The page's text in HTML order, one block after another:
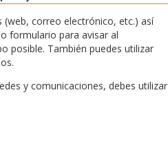
(web, correo electrónico, etc.) así
formulario para avisar al
posible. También puedes utilizar
y comunicaciones, debes utilizar